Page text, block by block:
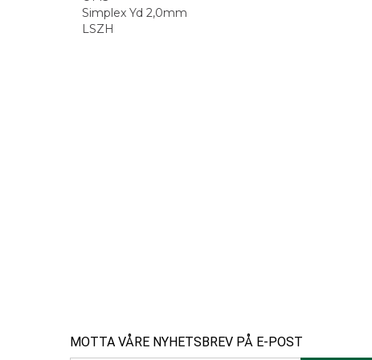
Simplex Yd 2,0mm
LSZH
MOTTA VÅRE NYHETSBREV PÅ E-POST